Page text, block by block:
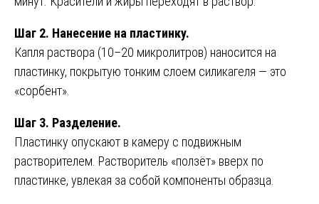
Шаг 2. Нанесение на пластинку.
Капля раствора (10–20 микролитров) наносится на
пластинку, покрытую тонким слоем силикагеля — это
«сорбент».
Шаг 3. Разделение.
Пластинку опускают в камеру с подвижным
растворителем. Растворитель «ползёт» вверх по
пластинке, увлекая за собой компоненты образца.